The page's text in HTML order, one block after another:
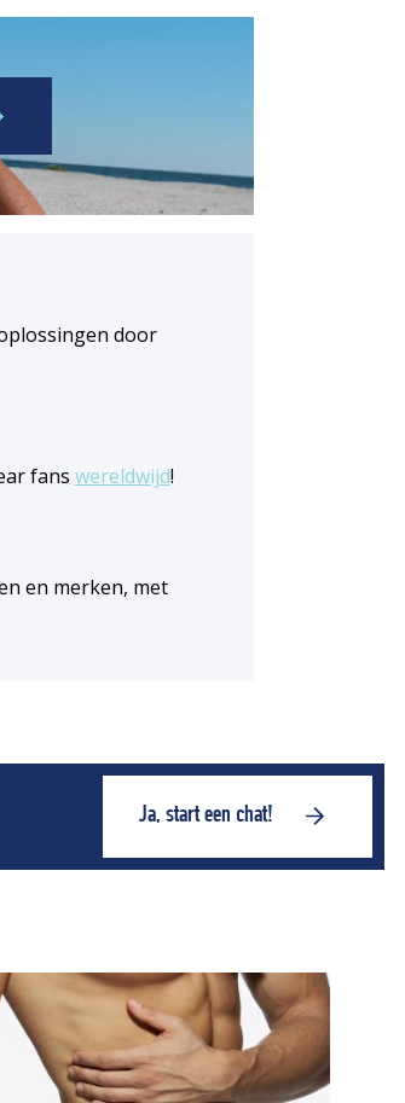
door
fans wereldwijd!
en merken, met
Ja, start een chat!